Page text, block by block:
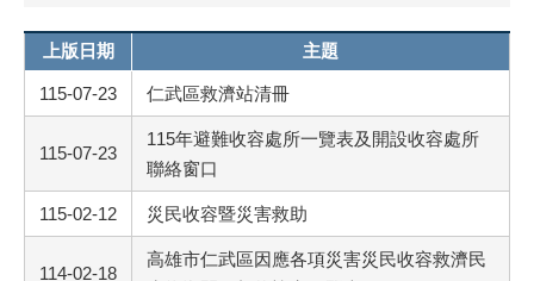
上版日期 主題
115-07-23 仁武區救濟站清冊
115-07-23
115年避難收容處所一覽表及開設收容處所
聯絡窗口
115-02-12 災民收容暨災害救助
114-02-18
高雄市仁武區因應各項災害災民收容救濟民